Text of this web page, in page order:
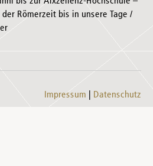
Römerzeit bis in unsere Tage /
Impressum Datenschutz